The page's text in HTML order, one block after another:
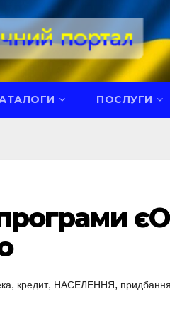
ПОСЛУГИ
, кредит, НАСЕЛЕННЯ, придбання